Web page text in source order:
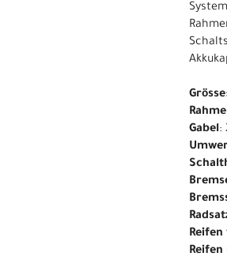
Gabel: